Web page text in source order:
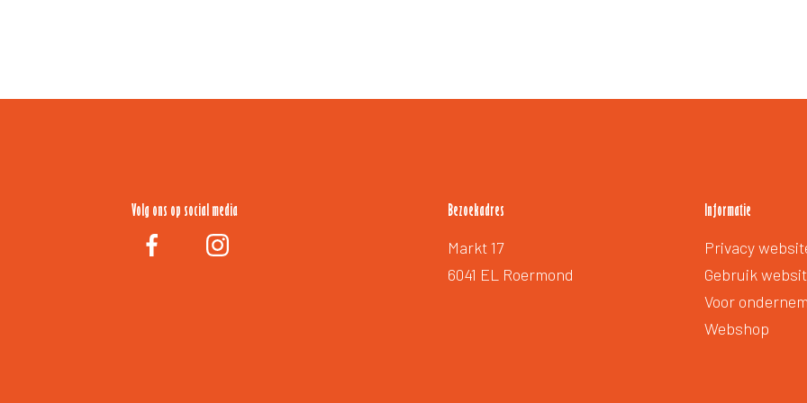
Volg ons op social media Bezoekadres
Markt 17
6041 EL Roermond
Informatie
Extra
voetmenu
Privacy
Gebruik
Voor
Webshop